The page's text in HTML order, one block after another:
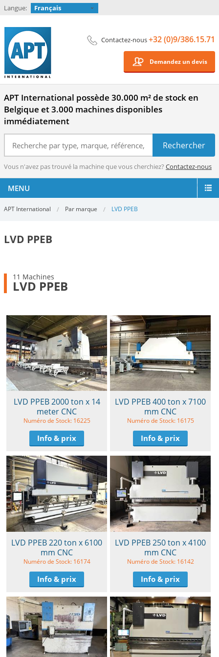
Langue: Français
Contactez-nous+32 (0)9/386.15.71
Demandez un devis
APT International possède 30.000 m² de stock en
Belgique et 3.000 machines disponibles
immédiatement
Vous n'avez pas trouvé la machine que vous cherchiez? Contactez-nous
MENU
APT International Par marque LVD PPEB
LVD PPEB
11 Machines
LVD PPEB
LVD PPEB 2000 ton x 14
meter CNC
Numéro de Stock: 16225
Info & prix
LVD PPEB 400 ton x 7100
mm CNC
Numéro de Stock: 16175
Info & prix
LVD PPEB 220 ton x 6100
mm CNC
Numéro de Stock: 16174
Info & prix
LVD PPEB 250 ton x 4100
mm CNC
Numéro de Stock: 16142
Info & prix